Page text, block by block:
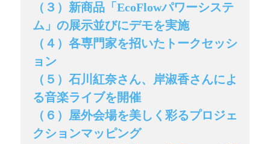
（３）新商品「EcoFlowパワーシステ
ム」の展示並びにデモを実施
（４）各専門家を招いたトークセッシ
ョン
（５）石川紅奈さん、岸淑香さんによ
る音楽ライブを開催
（６）屋外会場を美しく彩るプロジェ
クションマッピング